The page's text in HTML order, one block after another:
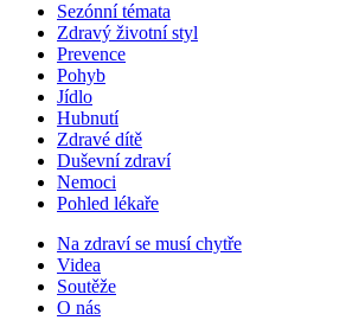
Sezónní témata
Zdravý životní styl
Prevence
Pohyb
Jídlo
Hubnutí
Zdravé dítě
Duševní zdraví
Nemoci
Pohled lékaře
Na zdraví se musí chytře
Videa
Soutěže
O nás